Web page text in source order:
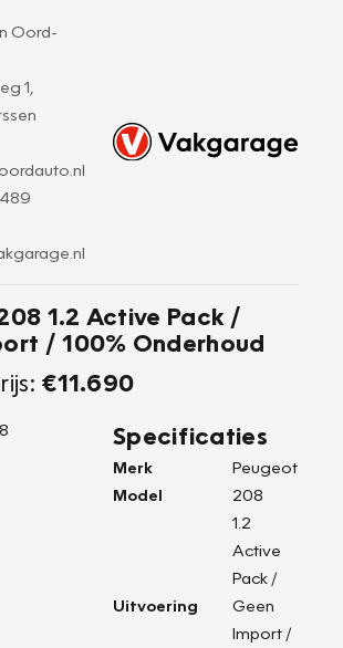
Oord-
1,
1.2 Active Pack /
/ 100% Onderhoud
€11.690
Specificaties
Merk
Peugeot
Model
208
Uitvoering
1.2
Active
Pack /
Geen
Import /